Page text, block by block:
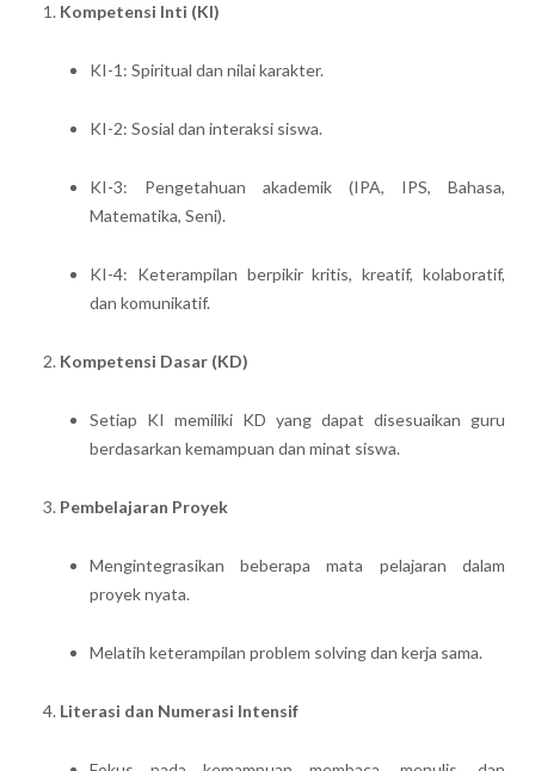
Kompetensi Inti (KI)
KI-1: Spiritual dan nilai karakter.
KI-2: Sosial dan interaksi siswa.
KI-3: Pengetahuan akademik (IPA, IPS, Bahasa,
Matematika, Seni).
KI-4: Keterampilan berpikir kritis, kreatif, kolaboratif,
dan komunikatif.
Kompetensi Dasar (KD)
Setiap KI memiliki KD yang dapat disesuaikan guru
berdasarkan kemampuan dan minat siswa.
Pembelajaran Proyek
Mengintegrasikan beberapa mata pelajaran dalam
proyek nyata.
Melatih keterampilan problem solving dan kerja sama.
Literasi dan Numerasi Intensif